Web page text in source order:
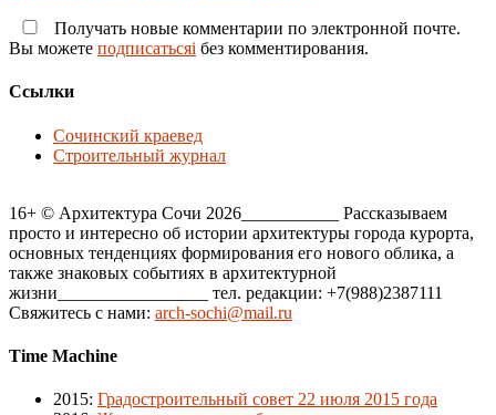
Получать новые комментарии по электронной почте.
Вы можете подписатьсяi без комментирования.
Ссылки
Сочинский краевед
Строительный журнал
16+ © Архитектура Сочи 2026___________ Рассказываем
просто и интересно об истории архитектуры города курорта,
основных тенденциях формирования его нового облика, а
также знаковых событиях в архитектурной
жизни_________________ тел. редакции: +7(988)2387111
Свяжитесь с нами: arch-sochi@mail.ru
Time Machine
2015: Градостроительный совет 22 июля 2015 года